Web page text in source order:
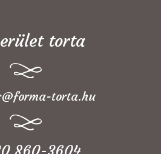
torta
torta.hu